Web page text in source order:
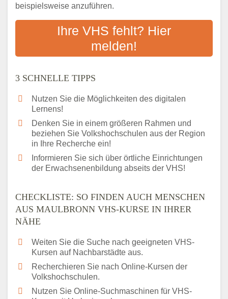
Vor- und Nachteile von Online-Kursen
Bildungsangeboten an
Das bundesweite Volkshochschulwesen
beispielsweise anzuführen.
Ihre VHS fehlt? Hier
melden!
3 SCHNELLE TIPPS
Nutzen Sie die Möglichkeiten des digitalen
Lernens!
Denken Sie in einem größeren Rahmen und
beziehen Sie Volkshochschulen aus der Region
in Ihre Recherche ein!
Informieren Sie sich über örtliche Einrichtungen
der Erwachsenenbildung abseits der VHS!
CHECKLISTE: SO FINDEN AUCH MENSCHEN
AUS MAULBRONN VHS-KURSE IN IHRER
NÄHE
Weiten Sie die Suche nach geeigneten VHS-
Kursen auf Nachbarstädte aus.
Recherchieren Sie nach Online-Kursen der
Volkshochschulen.
Nutzen Sie Online-Suchmaschinen für VHS-